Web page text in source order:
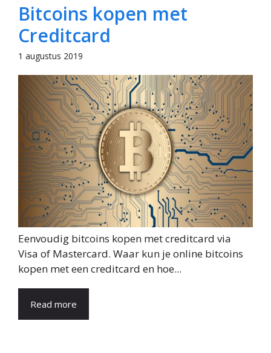
Bitcoins kopen met
Creditcard
1 augustus 2019
Eenvoudig bitcoins kopen met creditcard via
Visa of Mastercard. Waar kun je online bitcoins
kopen met een creditcard en hoe...
Read more